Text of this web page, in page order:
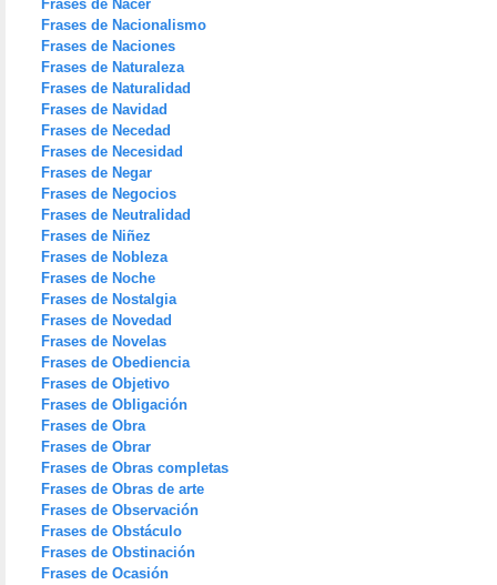
Frases de Nacer
Frases de Nacionalismo
Frases de Naciones
Frases de Naturaleza
Frases de Naturalidad
Frases de Navidad
Frases de Necedad
Frases de Necesidad
Frases de Negar
Frases de Negocios
Frases de Neutralidad
Frases de Niñez
Frases de Nobleza
Frases de Noche
Frases de Nostalgia
Frases de Novedad
Frases de Novelas
Frases de Obediencia
Frases de Objetivo
Frases de Obligación
Frases de Obra
Frases de Obrar
Frases de Obras completas
Frases de Obras de arte
Frases de Observación
Frases de Obstáculo
Frases de Obstinación
Frases de Ocasión